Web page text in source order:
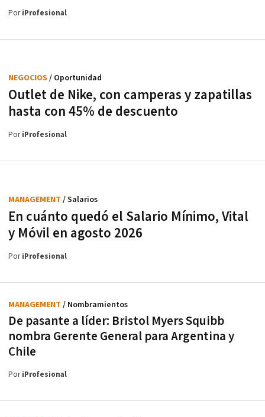
PoriProfesional
Outlet de Nike, con camperas y zapatillas
hasta con 45% de descuento
NEGOCIOS / Oportunidad
PoriProfesional
En cuánto quedó el Salario Mínimo, Vital
y Móvil en agosto 2026
MANAGEMENT / Salarios
PoriProfesional
De pasante a líder: Bristol Myers Squibb
nombra Gerente General para Argentina y
Chile
MANAGEMENT / Nombramientos
PoriProfesional